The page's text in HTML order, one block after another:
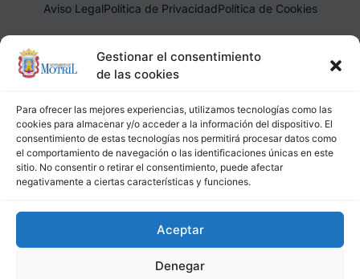
Gestionar el consentimiento
de las cookies
Para ofrecer las mejores experiencias, utilizamos tecnologías como las
cookies para almacenar y/o acceder a la información del dispositivo. El
consentimiento de estas tecnologías nos permitirá procesar datos como
el comportamiento de navegación o las identificaciones únicas en este
sitio. No consentir o retirar el consentimiento, puede afectar
negativamente a ciertas características y funciones.
Aceptar
Denegar
Aviso LegalPolítica de PrivacidadPolítica de Cookies
Ayuntamiento de Motril, Plaza de España, 1, 18600, Motril,
(Granada), CIF: P1814200J, DIR3: L01181400